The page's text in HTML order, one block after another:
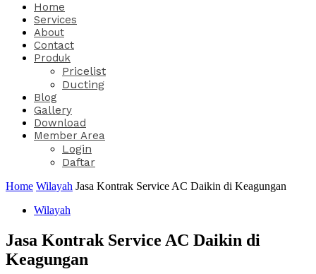
Home
Services
About
Contact
Produk
Pricelist
Ducting
Blog
Gallery
Download
Member Area
Login
Daftar
Home Wilayah Jasa Kontrak Service AC Daikin di Keagungan
Wilayah
Jasa Kontrak Service AC Daikin di
Keagungan